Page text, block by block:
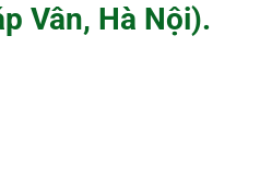
Vân, Hà Nội).